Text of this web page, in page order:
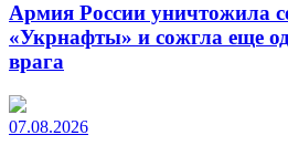
Армия России уничтожила
«Укрнафты» и сожгла еще
врага
07.08.2026